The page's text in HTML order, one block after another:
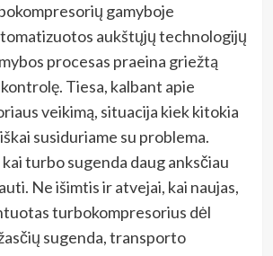
gamyboje
aukštųjų technologijų
procesas praeina griežtą
Tiesa, kalbant apie
veikimą, situacija kiek kitokia
susiduriame su problema.
turbo sugenda daug anksčiau
Ne išimtis ir atvejai, kai naujas,
turbokompresorius dėl
sugenda, transporto